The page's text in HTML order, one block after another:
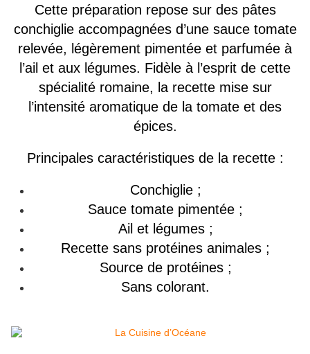
Cette préparation repose sur des pâtes
conchiglie accompagnées d’une sauce tomate
relevée, légèrement pimentée et parfumée à
l’ail et aux légumes. Fidèle à l’esprit de cette
spécialité romaine, la recette mise sur
l’intensité aromatique de la tomate et des
épices.
Principales caractéristiques de la recette :
Conchiglie ;
Sauce tomate pimentée ;
Ail et légumes ;
Recette sans protéines animales ;
Source de protéines ;
Sans colorant.